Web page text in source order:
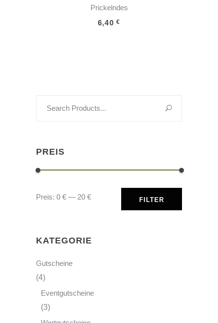
Prickelndes
6,40 €
PREIS
Min.
Max.
FILTER
Preis: 0 € — 20 €
KATEGORIE
Gutscheine
(4)
Eventgutscheine
(3)